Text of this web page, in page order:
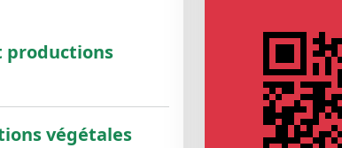
productions
végétales